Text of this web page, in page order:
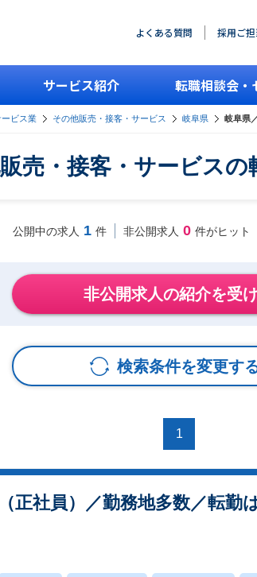
よくある質問 採用ご
サービス紹介 転職相談会・
ビス業 その他販売・接客・サービス 岐阜県 岐阜県
売・接客・サービス
公開中の求人 1 件 非公開求人 0 件がヒット
非公開求人の紹介を受
検索条件を変更す
1
正社員）／勤務地多数／転